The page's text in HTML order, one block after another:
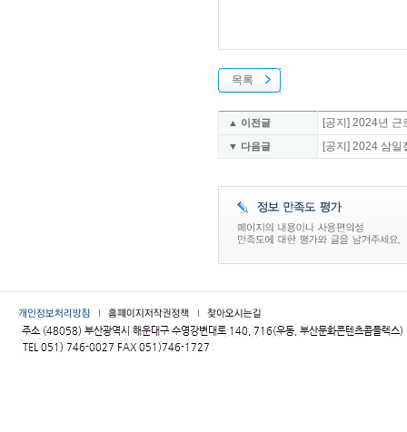
목록
▲ 이전글 [공지] 2024년 근
▼ 다음글 [공지] 2024 삼일